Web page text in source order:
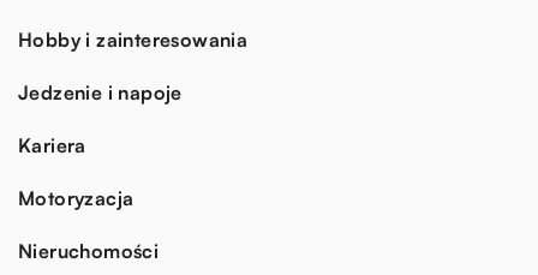
Hobby i zainteresowania
Jedzenie i napoje
Kariera
Motoryzacja
Nieruchomości